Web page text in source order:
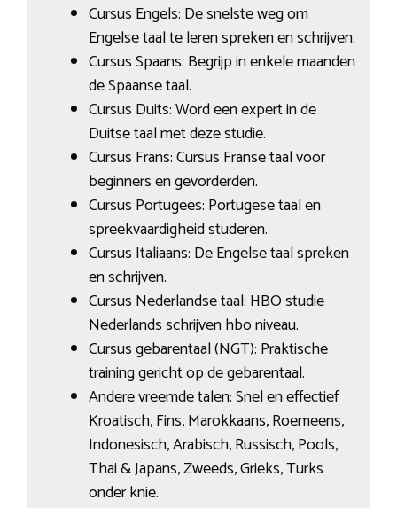
Cursus Engels: De snelste weg om
Engelse taal te leren spreken en schrijven.
Cursus Spaans: Begrijp in enkele maanden
de Spaanse taal.
Cursus Duits: Word een expert in de
Duitse taal met deze studie.
Cursus Frans: Cursus Franse taal voor
beginners en gevorderden.
Cursus Portugees: Portugese taal en
spreekvaardigheid studeren.
Cursus Italiaans: De Engelse taal spreken
en schrijven.
Cursus Nederlandse taal: HBO studie
Nederlands schrijven hbo niveau.
Cursus gebarentaal (NGT): Praktische
training gericht op de gebarentaal.
Andere vreemde talen: Snel en effectief
Kroatisch, Fins, Marokkaans, Roemeens,
Indonesisch, Arabisch, Russisch, Pools,
Thai & Japans, Zweeds, Grieks, Turks
onder knie.